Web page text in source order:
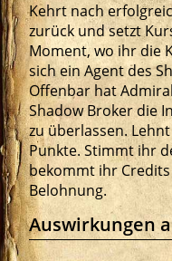
Kehrt nach
zurück und setzt
Moment, wo ihr die
sich ein Agent des
Offenbar hat
Shadow Broker die
zu überlassen.
Punkte. Stimmt ihr
bekommt ihr
Belohnung.
Auswirkungen